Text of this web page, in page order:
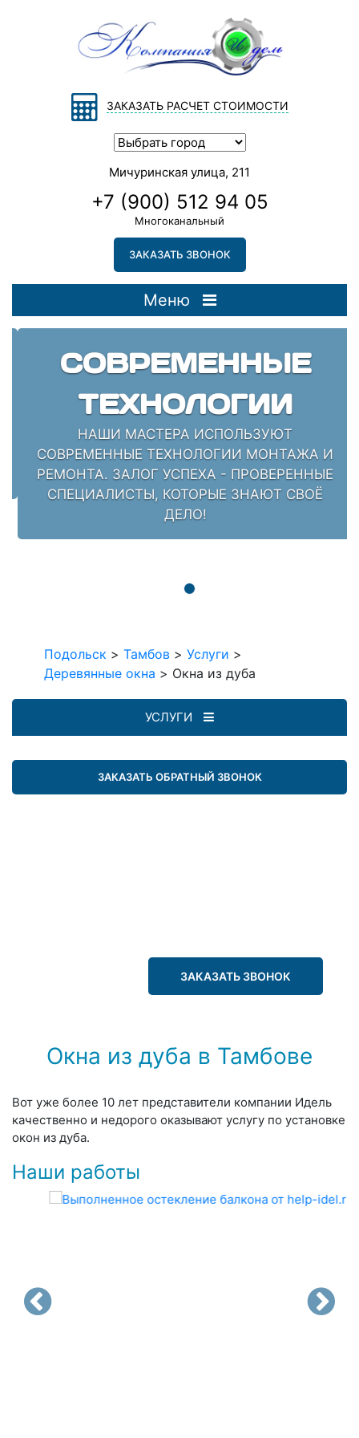
ЗАКАЗАТЬ РАСЧЕТ СТОИМОСТИ
Мичуринская улица, 211
+7 (900) 512 94 05
Многоканальный
ЗАКАЗАТЬ ЗВОНОК
Меню
СОВРЕМЕННЫЕ
ТЕХНОЛОГИИ
НАШИ МАСТЕРА ИСПОЛЬЗУЮТ
СОВРЕМЕННЫЕ ТЕХНОЛОГИИ МОНТАЖА И
РЕМОНТА. ЗАЛОГ УСПЕХА - ПРОВЕРЕННЫЕ
СПЕЦИАЛИСТЫ, КОТОРЫЕ ЗНАЮТ СВОЁ
ДЕЛО!
Подольск > Тамбов > Услуги >
Деревянные окна > Окна из дуба
УСЛУГИ
ЗАКАЗАТЬ ОБРАТНЫЙ ЗВОНОК
ЗАКАЗАТЬ ЗВОНОК
Окна из дуба в Тамбове
Вот уже более 10 лет представители компании Идель
качественно и недорого оказывают услугу по установке
окон из дуба.
Наши работы